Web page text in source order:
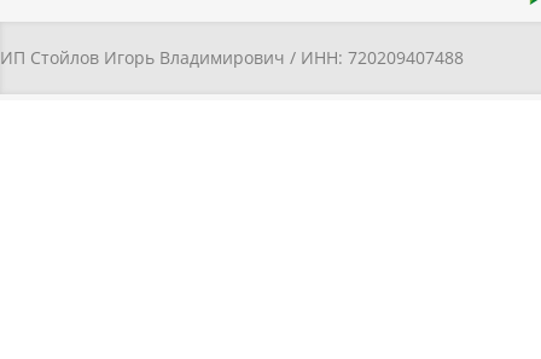
ИП Стойлов Игорь Владимирович / ИНН: 720209407488